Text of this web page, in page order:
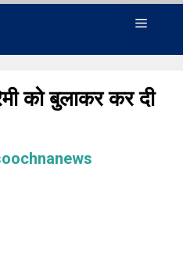
Menu
को बुलाकर कर दी